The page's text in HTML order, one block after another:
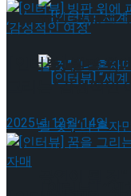
[인터뷰] “세
유가 그리는
[인터뷰] 빙판 위
그리는 ‘감성적인
2025년 12월 14일